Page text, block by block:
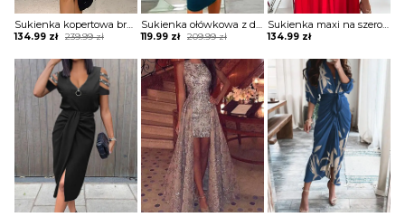
Sukienka kopertowa brokatowa z drapowaniem
239.99zł
Original
was:
239.99 zł.
134.99 zł
Current
is:
134.99 zł.
Sukienka ołówkowa z drapowaniem i dekoltem w łódkę
209.99zł
Original
was:
209.99 zł.
119.99 zł
Current
is:
119.99 zł.
Sukienka maxi na szerokich ramiączkach z kopertową górą i rozporkiem
134.99 zł